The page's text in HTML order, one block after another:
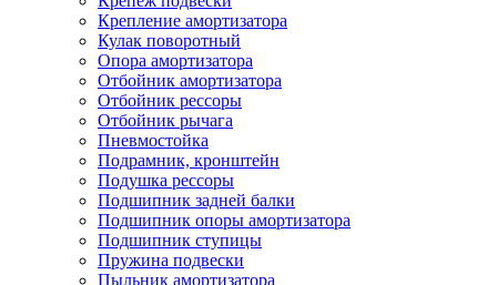
Крепление амортизатора
Кулак поворотный
Опора амортизатора
Отбойник амортизатора
Отбойник рессоры
Отбойник рычага
Пневмостойка
Подрамник, кронштейн
Подушка рессоры
Подшипник задней балки
Подшипник опоры амортизатора
Подшипник ступицы
Пружина подвески
Пыльник амортизатора